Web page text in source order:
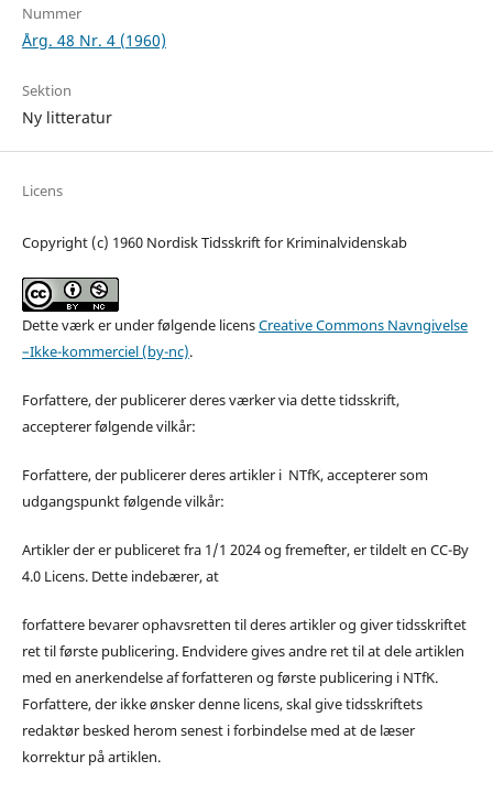
Nummer
Årg. 48 Nr. 4 (1960)
Sektion
Ny litteratur
Licens
Copyright (c) 1960 Nordisk Tidsskrift for Kriminalvidenskab
Dette værk er under følgende licensCreative Commons Navngivelse
–Ikke-kommerciel (by-nc).
Forfattere, der publicerer deres værker via dette tidsskrift,
accepterer følgende vilkår:
Forfattere, der publicerer deres artikler i NTfK, accepterer som
udgangspunkt følgende vilkår:
Artikler der er publiceret fra 1/1 2024 og fremefter, er tildelt en CC-By
4.0 Licens. Dette indebærer, at
forfattere bevarer ophavsretten til deres artikler og giver tidsskriftet
ret til første publicering. Endvidere gives andre ret til at dele artiklen
med en anerkendelse af forfatteren og første publicering i NTfK.
Forfattere, der ikke ønsker denne licens, skal give tidsskriftets
redaktør besked herom senest i forbindelse med at de læser
korrektur på artiklen.